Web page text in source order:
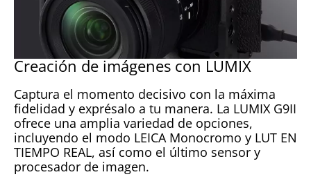
Creación de imágenes con LUMIX
Captura el momento decisivo con la máxima
fidelidad y exprésalo a tu manera. La LUMIX G9II
ofrece una amplia variedad de opciones,
incluyendo el modo LEICA Monocromo y LUT EN
TIEMPO REAL, así como el último sensor y
procesador de imagen.